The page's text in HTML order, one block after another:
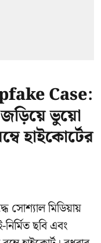
Case:
ভুয়ো
হাইকোর্টের
সোশ্যাল মিডিয়ায়
ছবি এবং